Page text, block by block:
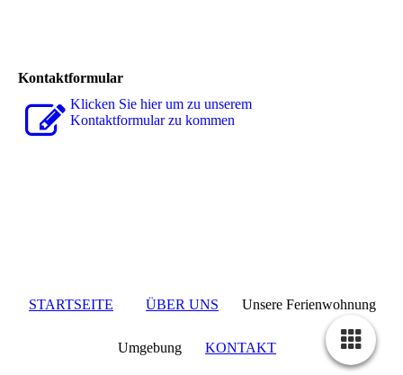
Kontaktformular
Klicken Sie hier um zu unserem
Kon­takt­for­mu­lar zu kommen
STARTSEITE ÜBER UNS Unsere Ferienwohnung
Umgebung KONTAKT